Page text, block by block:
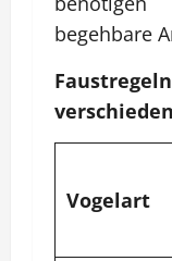
begehbare
Vogelart